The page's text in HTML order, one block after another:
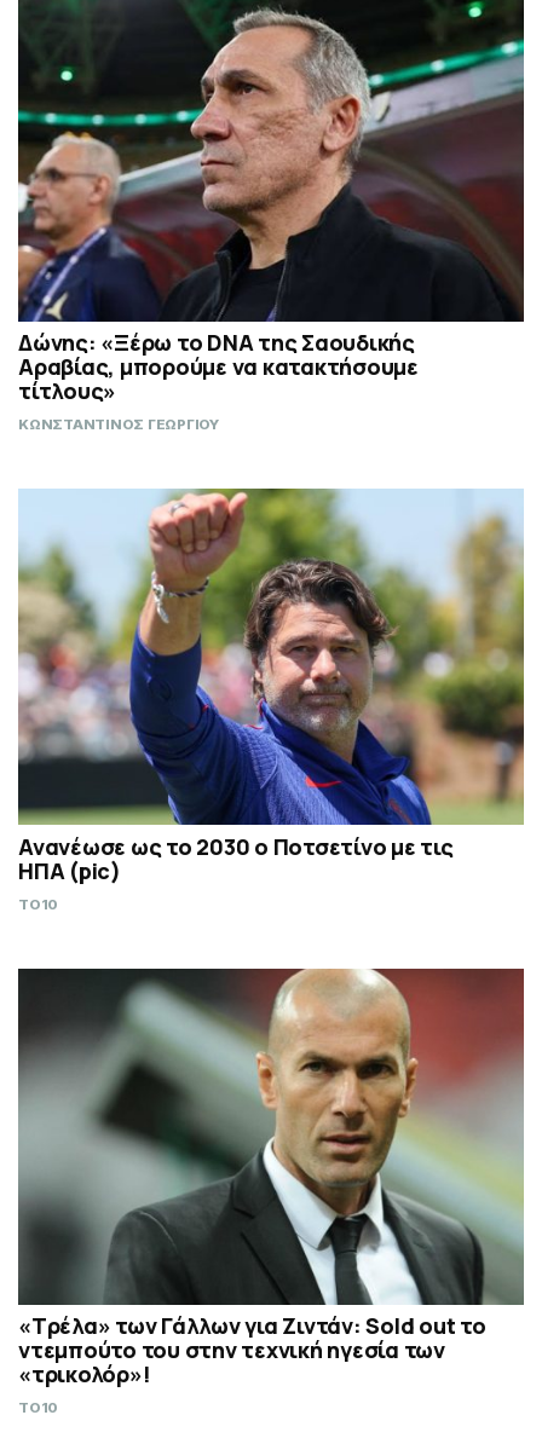
Δώνης: «Ξέρω το DNA της Σαουδικής
Αραβίας, μπορούμε να κατακτήσουμε
τίτλους»
ΚΩΝΣΤΑΝΤΙΝΟΣ ΓΕΩΡΓΙΟΥ
Ανανέωσε ως το 2030 ο Ποτσετίνο με τις
ΗΠΑ (pic)
TO10
«Τρέλα» των Γάλλων για Ζιντάν: Sold out το
ντεμπούτο του στην τεχνική ηγεσία των
«τρικολόρ»!
TO10